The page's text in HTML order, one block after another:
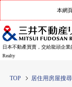
本網
日本不動產買賣，交給龍頭企
Realty
TOP 居住用房屋搜尋